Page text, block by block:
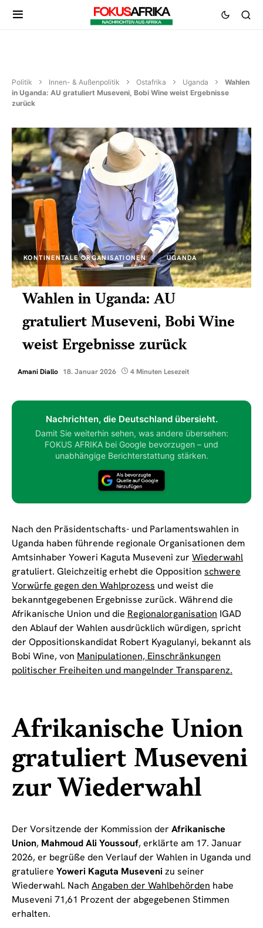
Politik Innen- & Außenpolitik Ostafrika Uganda
Wahlen
in Uganda: AU gratuliert Museveni, Bobi Wine weist Ergebnisse
zurück
KONTINENTALE ORGANISATIONEN UGANDA
Wahlen in Uganda: AU
gratuliert Museveni, Bobi Wine
weist Ergebnisse zurück
Amani Diallo 18. Januar 2026 4 Minuten Lesezeit
Nachrichten, die Deutschland übersieht.
Damit Sie weiterhin sehen, was andere übersehen:
FOKUS AFRIKA bei Google bevorzugen – und
unabhängige Berichterstattung stärken.
Nach den Präsidentschafts- und Parlamentswahlen in
Uganda haben führende regionale Organisationen dem
Amtsinhaber Yoweri Kaguta Museveni zur Wiederwahl
gratuliert. Gleichzeitig erhebt die Opposition schwere
Vorwürfe gegen den Wahlprozess und weist die
bekanntgegebenen Ergebnisse zurück. Während die
Afrikanische Union und die Regionalorganisation IGAD
den Ablauf der Wahlen ausdrücklich würdigen, spricht
der Oppositionskandidat Robert Kyagulanyi, bekannt als
Bobi Wine, von Manipulationen, Einschränkungen
politischer Freiheiten und mangelnder Transparenz.
Afrikanische Union
gratuliert Museveni
zur Wiederwahl
Der Vorsitzende der Kommission der Afrikanische
Union, Mahmoud Ali Youssouf, erklärte am 17. Januar
2026, er begrüße den Verlauf der Wahlen in Uganda und
gratuliere Yoweri Kaguta Museveni zu seiner
Wiederwahl. Nach Angaben der Wahlbehörden habe
Museveni 71,61 Prozent der abgegebenen Stimmen
erhalten.